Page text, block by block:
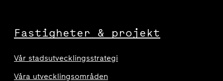
Fastigheter & projekt
Vår stadsutvecklingsstrategi
Våra utvecklingsområden